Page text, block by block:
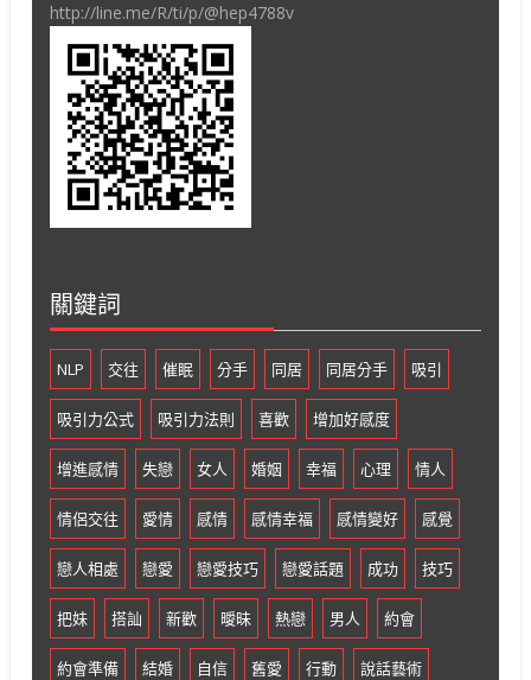
http://line.me/R/ti/p/@hep4788v
關鍵詞
NLP 交往 催眠 分手 同居 同居分手 吸引
吸引力公式 吸引力法則 喜歡 增加好感度
增進感情 失戀 女人 婚姻 幸福 心理 情人
情侶交往 愛情 感情 感情幸福 感情變好 感覺
戀人相處 戀愛 戀愛技巧 戀愛話題 成功 技巧
把妹 搭訕 新歡 曖昧 熱戀 男人 約會
約會準備 結婚 自信 舊愛 行動 說話藝術